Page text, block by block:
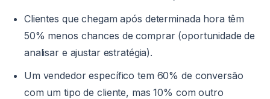
Clientes que chegam após determinada hora têm
50% menos chances de comprar (oportunidade de
analisar e ajustar estratégia).
Um vendedor específico tem 60% de conversão
com um tipo de cliente, mas 10% com outro